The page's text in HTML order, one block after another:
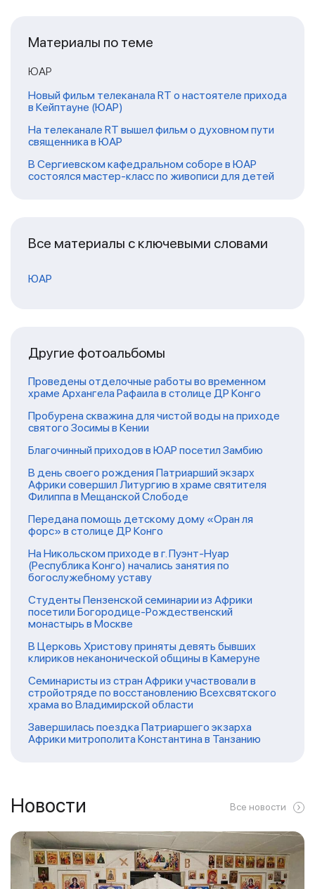
Материалы по теме
ЮАР
Новый фильм телеканала RT о настоятеле прихода
в Кейптауне (ЮАР)
На телеканале RT вышел фильм о духовном пути
священника в ЮАР
В Сергиевском кафедральном соборе в ЮАР
состоялся мастер-класс по живописи для детей
Все материалы с ключевыми словами
ЮАР
Другие фотоальбомы
Проведены отделочные работы во временном
храме Архангела Рафаила в столице ДР Конго
Пробурена скважина для чистой воды на приходе
святого Зосимы в Кении
Благочинный приходов в ЮАР посетил Замбию
В день своего рождения Патриарший экзарх
Африки совершил Литургию в храме святителя
Филиппа в Мещанской Слободе
Передана помощь детскому дому «Оран ля
форс» в столице ДР Конго
На Никольском приходе в г. Пуэнт-Нуар
(Республика Конго) начались занятия по
богослужебному уставу
Студенты Пензенской семинарии из Африки
посетили Богородице-Рождественский
монастырь в Москве
В Церковь Христову приняты девять бывших
клириков неканонической общины в Камеруне
Семинаристы из стран Африки участвовали в
стройотряде по восстановлению Всехсвятского
храма во Владимирской области
Завершилась поездка Патриаршего экзарха
Африки митрополита Константина в Танзанию
Новости Все новости